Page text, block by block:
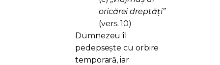
oricărei dreptăți”
(vers. 10)
Dumnezeu îl
pedepsește cu orbire
temporară, iar